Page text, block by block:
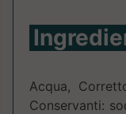
Acqua,
Conservanti: